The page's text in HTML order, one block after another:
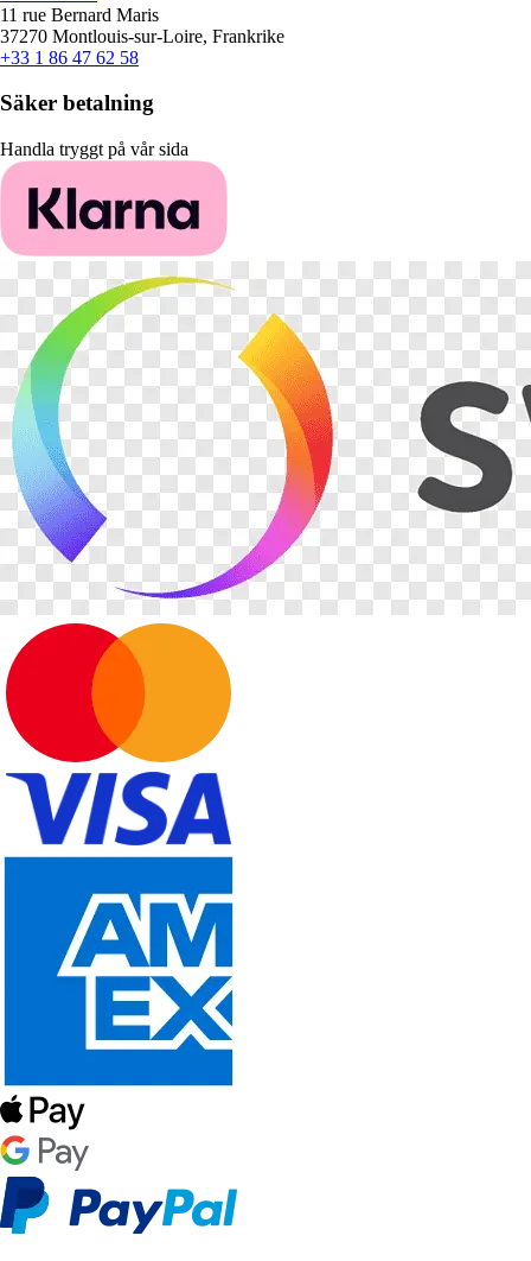
11 rue Bernard Maris
37270 Montlouis-sur-Loire, Frankrike
+33 1 86 47 62 58
Säker betalning
Handla tryggt på vår sida